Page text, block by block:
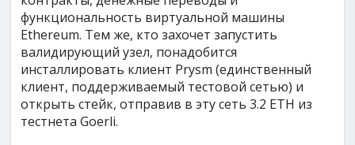
функциональность виртуальной машины
Ethereum. Тем же, кто захочет запустить
валидирующий узел, понадобится
инсталлировать клиент Prysm (единственный
клиент, поддерживаемый тестовой сетью) и
открыть стейк, отправив в эту сеть 3.2 ETH из
тестнета Goerli.